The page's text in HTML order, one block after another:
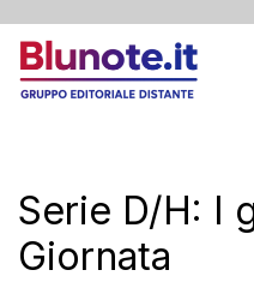
Serie D/H: I
Giornata